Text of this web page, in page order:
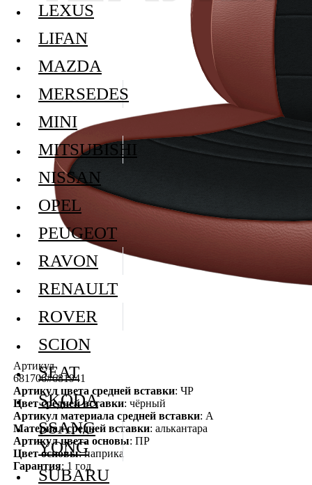
Артикул
681706#681941
Артикул цвета средней вставки: ЧР
Цвет средней вставки: чёрный
Артикул материала средней вставки: А
Материал средней вставки: алькантара
Артикул цвета основы: ПР
Цвет основы: паприка
Гарантия: 1 год
LEXUS
LIFAN
MAZDA
MERSEDES
MINI
MITSUBISHI
NISSAN
OPEL
PEUGEOT
RAVON
RENAULT
ROVER
SCION
SEAT
SKODA
SSANG
YONG
SUBARU